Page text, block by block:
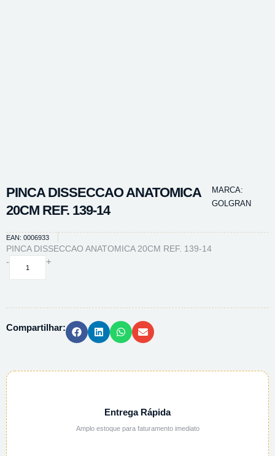
PINCA DISSECCAO ANATOMICA
20CM REF. 139-14
MARCA:
GOLGRAN
EAN: 0006933
PINCA DISSECCAO ANATOMICA 20CM REF. 139-14
-
PINCA
139-
+
Compartilhar:
Entrega Rápida
Amplo estoque para faturamento imediato